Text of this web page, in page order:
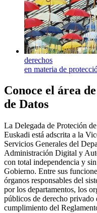
derechos
en materia de
Conoce el área
de Datos
La Delegada de Proteción
Euskadi está adscrita a la
Servicios Generales del
Administración Digital y
con total independencia y
Gobierno. Entre sus
órganos responsables del
por los departamentos, los
públicos de derecho privado
cumplimiento del